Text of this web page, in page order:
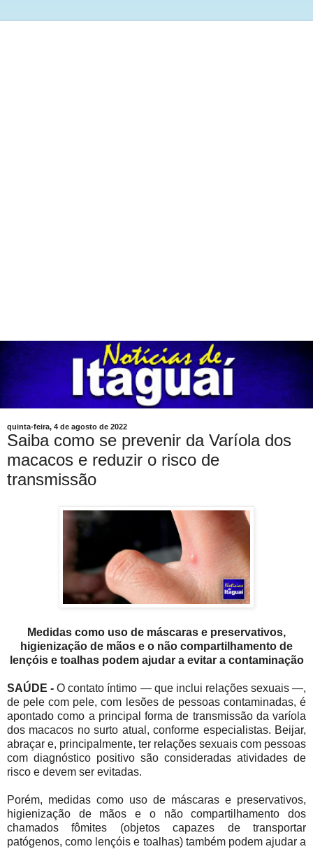
quinta-feira, 4 de agosto de 2022
Saiba como se prevenir da Varíola dos
macacos e reduzir o risco de
transmissão
Medidas como uso de máscaras e preservativos,
higienização de mãos e o não compartilhamento de
lençóis e toalhas podem ajudar a evitar a contaminação
SAÚDE -O contato íntimo — que inclui relações sexuais —,
de pele com pele, com lesões de pessoas contaminadas, é
apontado como a principal forma de transmissão da varíola
dos macacos no surto atual, conforme especialistas. Beijar,
abraçar e, principalmente, ter relações sexuais com pessoas
com diagnóstico positivo são consideradas atividades de
risco e devem ser evitadas.
Porém, medidas como uso de máscaras e preservativos,
higienização de mãos e o não compartilhamento dos
chamados fômites (objetos capazes de transportar
patógenos, como lençóis e toalhas) também podem ajudar a